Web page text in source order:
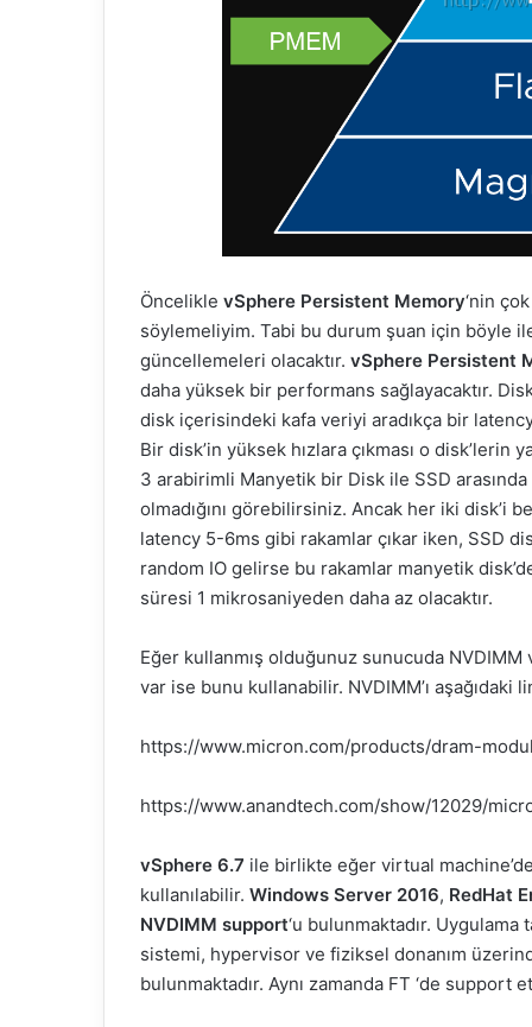
Öncelikle vSphere Persistent Memory‘nin
söylemeliyim. Tabi bu durum şuan için böyle
güncellemeleri olacaktır. vSphere Persistent
daha yüksek bir performans sağlayacaktır.
disk içerisindeki kafa veriyi aradıkça bir
Bir disk’in yüksek hızlara çıkması o disk’lerin
3 arabirimli Manyetik bir Disk ile SSD arasında
olmadığını görebilirsiniz. Ancak her iki disk’i
latency 5-6ms gibi rakamlar çıkar iken, SSD
random IO gelirse bu rakamlar manyetik
süresi 1 mikrosaniyeden daha az olacaktır.
Eğer kullanmış olduğunuz sunucuda
var ise bunu kullanabilir. NVDIMM’ı aşağıdaki
https://www.micron.com/products/dram-
https://www.anandtech.com/show/12029/
vSphere 6.7 ile birlikte eğer virtual
kullanılabilir. Windows Server 2016, RedHat
NVDIMM support‘u bulunmaktadır.
sistemi, hypervisor ve fiziksel donanım
bulunmaktadır. Aynı zamanda FT ‘de support